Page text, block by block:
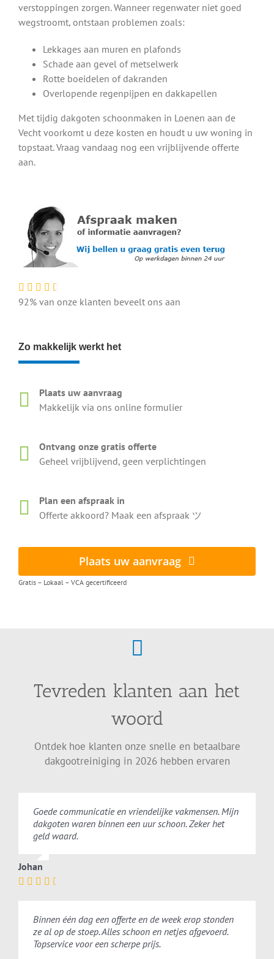
verstoppingen zorgen. Wanneer regenwater niet goed
wegstroomt, ontstaan problemen zoals:
Lekkages aan muren en plafonds
Schade aan gevel of metselwerk
Rotte boeidelen of dakranden
Overlopende regenpijpen en dakkapellen
Met tijdig dakgoten schoonmaken in Loenen aan de
Vecht voorkomt u deze kosten en houdt u uw woning in
topstaat. Vraag vandaag nog een vrijblijvende offerte
aan.
92% van onze klanten beveelt ons aan
Zo makkelijk werkt het
Plaats uw aanvraag
Makkelijk via ons online formulier
Ontvang onze gratis offerte
Geheel vrijblijvend, geen verplichtingen
Plan een afspraak in
Offerte akkoord? Maak een afspraak ツ
Plaats uw aanvraag
Gratis – Lokaal – VCA gecertificeerd
Tevreden klanten aan het
woord
Ontdek hoe klanten onze snelle en betaalbare
dakgootreiniging in 2026 hebben ervaren
Goede communicatie en vriendelijke vakmensen. Mijn
dakgoten waren binnen een uur schoon. Zeker het
geld waard.
Johan
Binnen één dag een offerte en de week erop stonden
ze al op de stoep. Alles schoon en netjes afgevoerd.
Topservice voor een scherpe prijs.